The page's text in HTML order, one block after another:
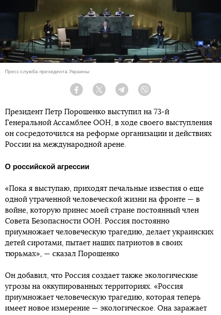
Пресс-служба президента Украины
Facebook Twitter Telegram
Президент Петр Порошенко выступил на 73-й
Генеральной Ассамблее ООН, в ходе своего выступления
он сосредоточился на реформе организации и действиях
России на международной арене.
О российской агрессии
«Пока я выступаю, приходят печальные известия о еще
одной утраченной человеческой жизни на фронте — в
войне, которую принес моей стране постоянный член
Совета Безопасности ООН. Россия постоянно
приумножает человеческую трагедию, делает украинских
детей сиротами, пытает наших патриотов в своих
тюрьмах», — сказал Порошенко
Он добавил, что Россия создает также экологические
угрозы на оккупированных территориях. «Россия
приумножает человеческую трагедию, которая теперь
имеет новое измерение — экологическое. Она заражает